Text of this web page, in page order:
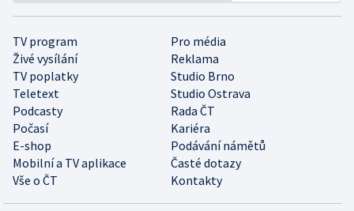
TV program
Pro média
Živé vysílání
Reklama
TV poplatky
Studio Brno
Teletext
Studio Ostrava
Podcasty
Rada ČT
Počasí
Kariéra
E-shop
Podávání námětů
Mobilní a TV aplikace
Časté dotazy
Vše o ČT
Kontakty